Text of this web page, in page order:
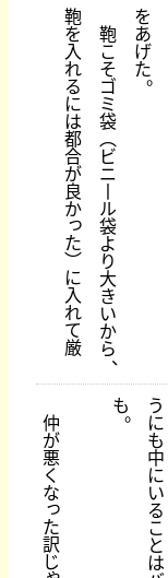
を
あ
げ
た。
鞄
こ
そ
ゴ
ミ
袋
︵
ビ
ニ
丨
ル
袋
よ
り
大
き
い
か
ら、
鞄
を
入
れ
る
に
は
都
合
が
良
か
っ
た
︶
に
入
れ
て
厳
う
に
も
中
に
い
る
こ
と
は
も。
仲
が
悪
く
な
っ
た
訳
じ